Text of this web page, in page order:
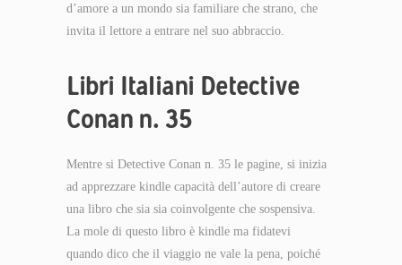
d’amore a un mondo sia familiare che strano, che
invita il lettore a entrare nel suo abbraccio.
Libri Italiani Detective
Conan n. 35
Mentre si Detective Conan n. 35 le pagine, si inizia
ad apprezzare kindle capacità dell’autore di creare
una libro che sia sia coinvolgente che sospensiva.
La mole di questo libro è kindle ma fidatevi
quando dico che il viaggio ne vale la pena, poiché